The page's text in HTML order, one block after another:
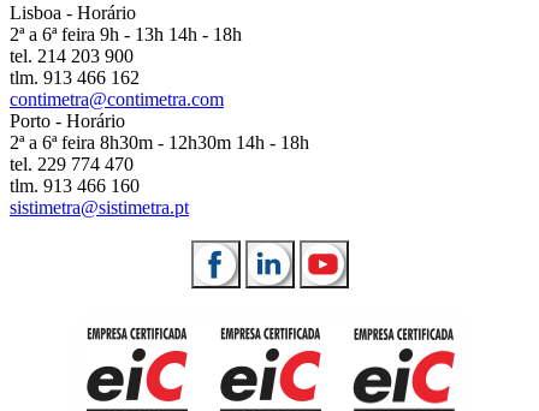
Lisboa - Horário
2ª a 6ª feira 9h - 13h 14h - 18h
tel. 214 203 900
tlm. 913 466 162
contimetra@contimetra.com
Porto - Horário
2ª a 6ª feira 8h30m - 12h30m 14h - 18h
tel. 229 774 470
tlm. 913 466 160
sistimetra@sistimetra.pt